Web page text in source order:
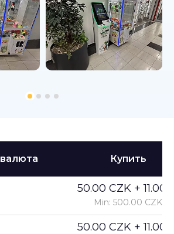
Купить
50.00 CZK +
Min: 500.00 CZK
50.00 CZK +